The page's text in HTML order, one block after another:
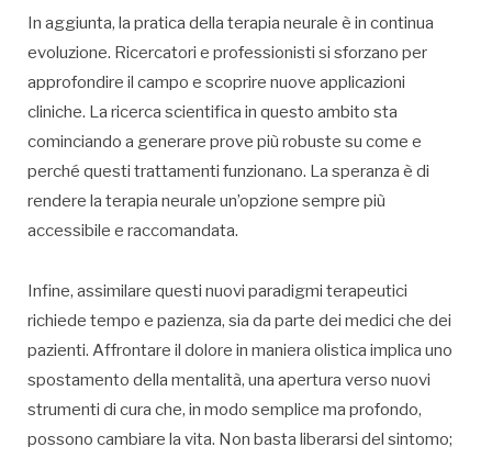
In aggiunta, la pratica della terapia neurale è in continua
evoluzione. Ricercatori e professionisti si sforzano per
approfondire il campo e scoprire nuove applicazioni
cliniche. La ricerca scientifica in questo ambito sta
cominciando a generare prove più robuste su come e
perché questi trattamenti funzionano. La speranza è di
rendere la terapia neurale un’opzione sempre più
accessibile e raccomandata.
Infine, assimilare questi nuovi paradigmi terapeutici
richiede tempo e pazienza, sia da parte dei medici che dei
pazienti. Affrontare il dolore in maniera olistica implica uno
spostamento della mentalità, una apertura verso nuovi
strumenti di cura che, in modo semplice ma profondo,
possono cambiare la vita. Non basta liberarsi del sintomo;